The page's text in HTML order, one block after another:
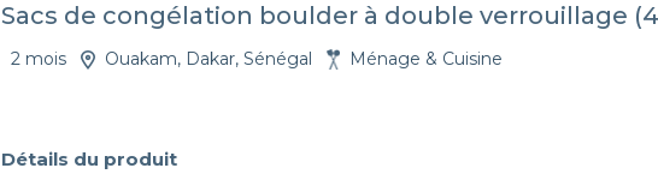
Sacs de congélation boulder à double verrouillage
2 mois Ouakam, Dakar, Sénégal Ménage & Cuisine
Détails du produit